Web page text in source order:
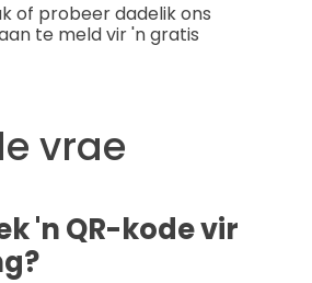
of probeer dadelik ons
te meld vir 'n gratis
vrae
'n QR-kode vir